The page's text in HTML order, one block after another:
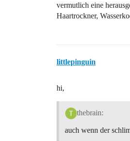
vermutlich eine
Haartrockner,
littlepinguin
hi,
thebrain:
auch wenn der